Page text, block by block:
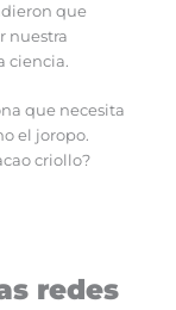
que
nuestra
ciencia.
que necesita
el joropo.
criollo?
redes